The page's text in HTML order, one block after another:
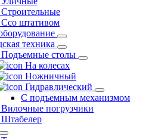
Строительные
Ссо штативом
техника
Подъемные столы
На колесах
Ножничный
Гидравлический
С подъемным механизмом
Вилочные погрузчики
Штабелер